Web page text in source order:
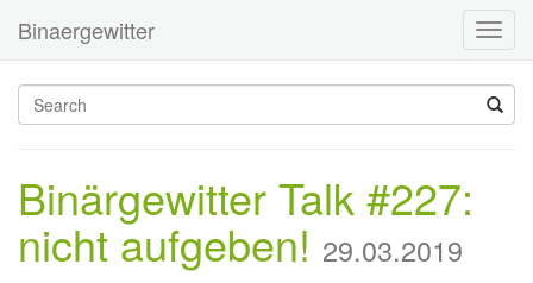
Binaergewitter
Binärgewitter Talk #227:
nicht aufgeben! 29.03.2019